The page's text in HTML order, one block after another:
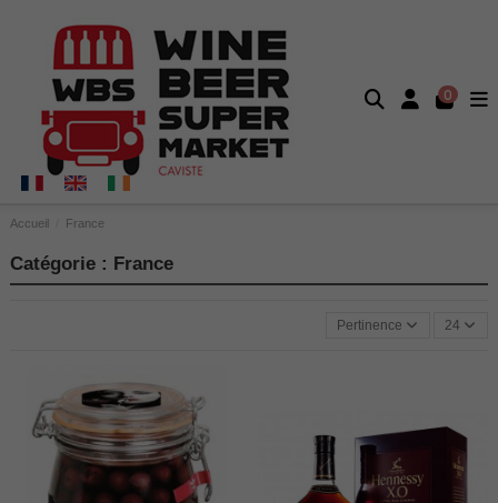
0
Accueil France
Catégorie : France
Pertinence 24